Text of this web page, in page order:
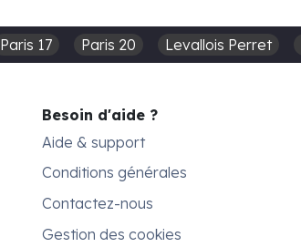
Paris 17 Paris 20 Levallois Perret
Besoin d'aide ?
Aide & support
Conditions générales
Contactez-nous
Gestion des cookies